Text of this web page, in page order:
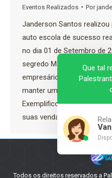
Eventos Realizados Por
Janderson Santos
auto escola de sucesso
no dia 01 de Setembro de
segredo Mágico das
empresários presentes
manter uma gestão
Exemplificou como os
suas vendas com…
Todos os direitos reservados a
Que tal